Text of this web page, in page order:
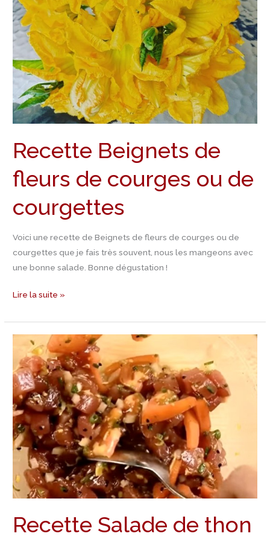
Recette Beignets de
fleurs de courges ou de
courgettes
Voici une recette de Beignets de fleurs de courges ou de
courgettes que je fais très souvent, nous les mangeons avec
une bonne salade. Bonne dégustation !
de
courges
ou
courgettes
Lire la suite »
Recette Salade de thon
Recette
Salade
de
thon